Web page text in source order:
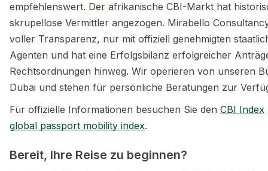
empfehlenswert. Der afrikanische CBI-Markt hat
skrupellose Vermittler angezogen. Mirabello
voller Transparenz, nur mit offiziell genehmigten
Agenten und hat eine Erfolgsbilanz erfolgreicher
Rechtsordnungen hinweg. Wir operieren von unseren
Dubai und stehen für persönliche Beratungen zur
Für offizielle Informationen besuchen Sie den CBI Index
global passport mobility index.
Bereit, Ihre Reise zu beginnen?